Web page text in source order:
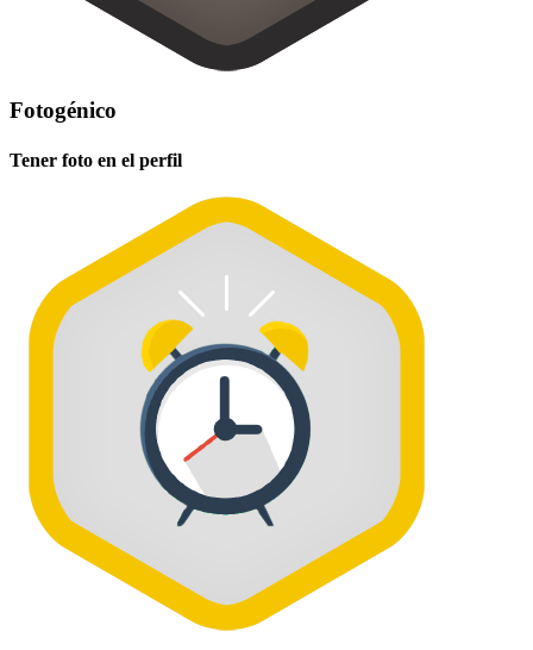
Fotogénico
Tener foto en el perfil